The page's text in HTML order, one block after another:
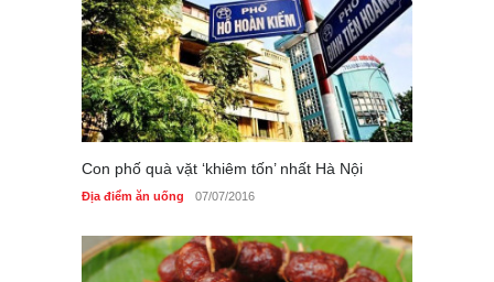
Con phố quà vặt ‘khiêm tốn’ nhất Hà Nội
Địa điểm ăn uống 07/07/2016